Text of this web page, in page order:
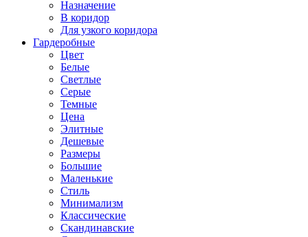
Назначение
В коридор
Для узкого коридора
Гардеробные
Цвет
Белые
Светлые
Серые
Темные
Цена
Элитные
Дешевые
Размеры
Большие
Маленькие
Стиль
Минимализм
Классические
Скандинавские